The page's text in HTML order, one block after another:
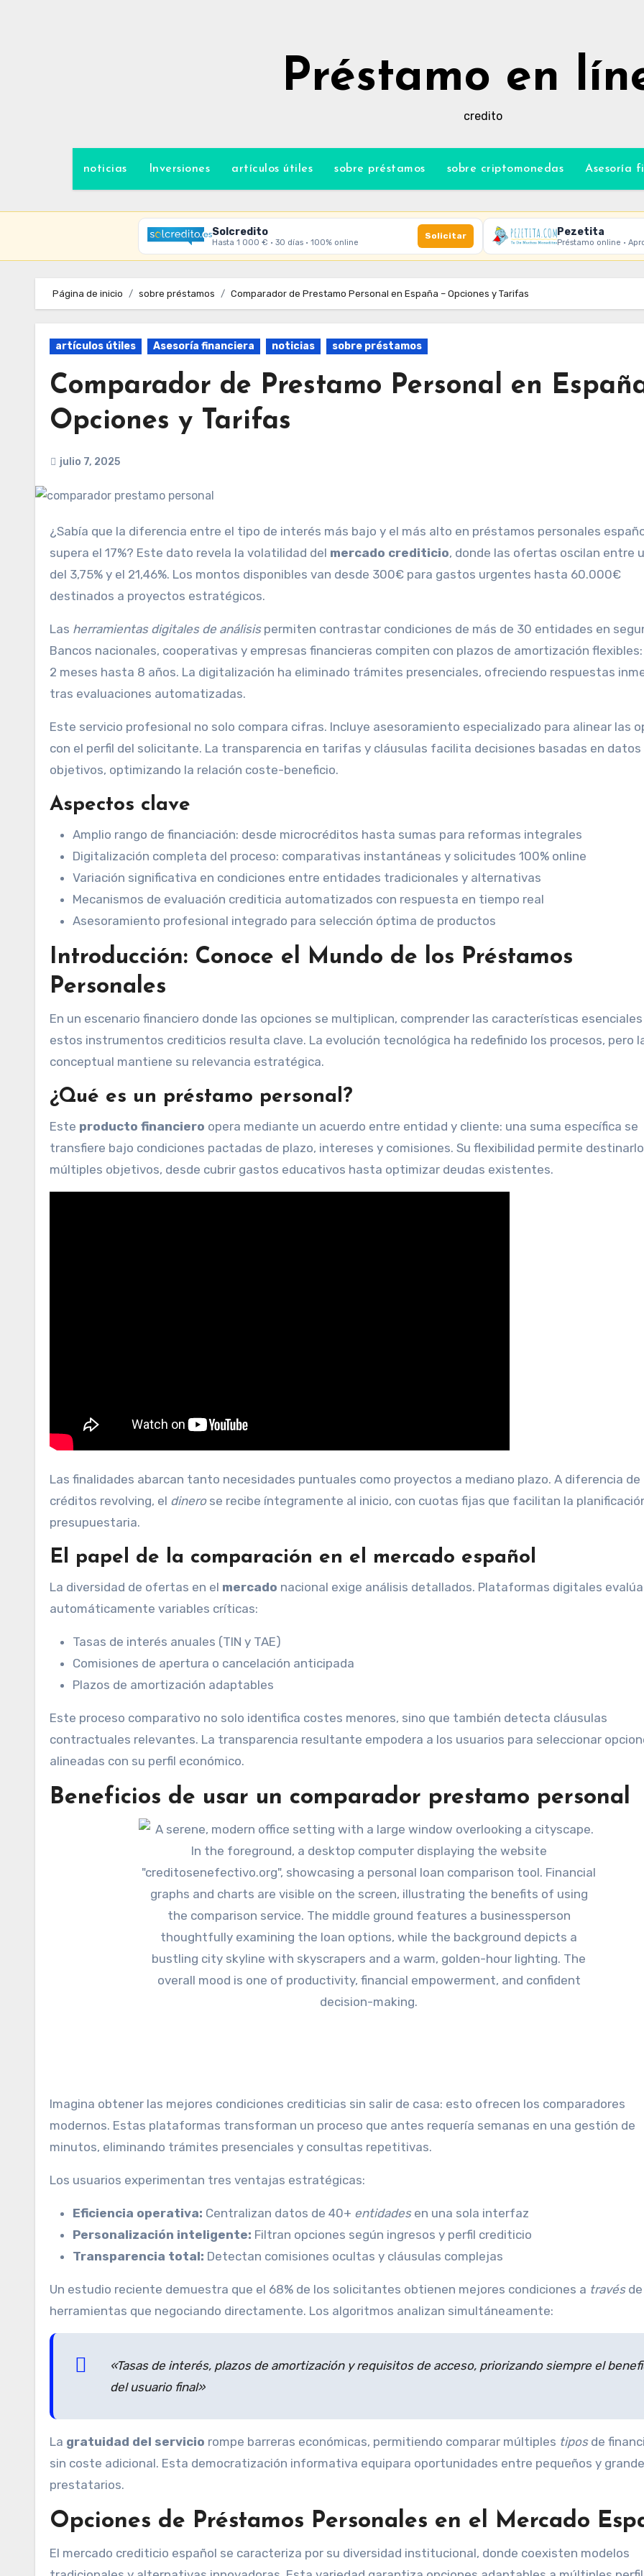
Préstamo en
credito
noticias Inversiones artículos útiles sobre préstamos sobre criptomonedas Asesoría
Solcredito
Hasta 1 000 € · 30 días · 100% online
Solicitar Pezetita
Préstamo online ·
Página de inicio sobre préstamos Comparador de Prestamo Personal en España – Opciones y Tarifas
artículos útiles Asesoría financiera noticias sobre préstamos
Comparador de Prestamo Personal en
Opciones y Tarifas
julio 7, 2025
¿Sabía que la diferencia entre el tipo de interés más bajo y el más alto en préstamos personales españoles
supera el 17%? Este dato revela la volatilidad del mercado crediticio, donde las ofertas oscilan entre
del 3,75% y el 21,46%. Los montos disponibles van desde 300€ para gastos urgentes hasta 60.000€
destinados a proyectos estratégicos.
Las herramientas digitales de análisispermiten contrastar condiciones de más de 30 entidades en
Bancos nacionales, cooperativas y empresas financieras compiten con plazos de amortización
2 meses hasta 8 años. La digitalización ha eliminado trámites presenciales, ofreciendo respuestas
tras evaluaciones automatizadas.
Este servicio profesional no solo compara cifras. Incluye asesoramiento especializado para alinear las
con el perfil del solicitante. La transparencia en tarifas y cláusulas facilita decisiones basadas en datos
objetivos, optimizando la relación coste-beneficio.
Aspectos clave
Amplio rango de financiación: desde microcréditos hasta sumas para reformas integrales
Digitalización completa del proceso: comparativas instantáneas y solicitudes 100% online
Variación significativa en condiciones entre entidades tradicionales y alternativas
Mecanismos de evaluación crediticia automatizados con respuesta en tiempo real
Asesoramiento profesional integrado para selección óptima de productos
Introducción: Conoce el Mundo de los Préstamos
Personales
En un escenario financiero donde las opciones se multiplican, comprender las características
estos instrumentos crediticios resulta clave. La evolución tecnológica ha redefinido los procesos, pero
conceptual mantiene su relevancia estratégica.
¿Qué es un préstamo personal?
Este producto financiero opera mediante un acuerdo entre entidad y cliente: una suma específica se
transfiere bajo condiciones pactadas de plazo, intereses y comisiones. Su flexibilidad permite
múltiples objetivos, desde cubrir gastos educativos hasta optimizar deudas existentes.
Las finalidades abarcan tanto necesidades puntuales como proyectos a mediano plazo. A diferencia de
créditos revolving, el dinerose recibe íntegramente al inicio, con cuotas fijas que facilitan la
presupuestaria.
El papel de la comparación en el mercado español
La diversidad de ofertas en el mercado nacional exige análisis detallados. Plataformas digitales
automáticamente variables críticas:
Tasas de interés anuales (TIN y TAE)
Comisiones de apertura o cancelación anticipada
Plazos de amortización adaptables
Este proceso comparativo no solo identifica costes menores, sino que también detecta cláusulas
contractuales relevantes. La transparencia resultante empodera a los usuarios para seleccionar
alineadas con su perfil económico.
Beneficios de usar un comparador prestamo personal
Imagina obtener las mejores condiciones crediticias sin salir de casa: esto ofrecen los comparadores
modernos. Estas plataformas transforman un proceso que antes requería semanas en una gestión de
minutos, eliminando trámites presenciales y consultas repetitivas.
Los usuarios experimentan tres ventajas estratégicas:
Eficiencia operativa: Centralizan datos de 40+ entidadesen una sola interfaz
Personalización inteligente: Filtran opciones según ingresos y perfil crediticio
Transparencia total: Detectan comisiones ocultas y cláusulas complejas
Un estudio reciente demuestra que el 68% de los solicitantes obtienen mejores condiciones a travésde
herramientas que negociando directamente. Los algoritmos analizan simultáneamente:
«Tasas de interés, plazos de amortización y requisitos de acceso, priorizando siempre el
del usuario final»
La gratuidad del servicio rompe barreras económicas, permitiendo comparar múltiples tiposde
sin coste adicional. Esta democratización informativa equipara oportunidades entre pequeños y
prestatarios.
Opciones de Préstamos Personales en el Mercado
El mercado crediticio español se caracteriza por su diversidad institucional, donde coexisten modelos